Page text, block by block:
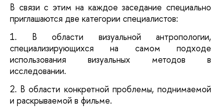
В связи с этим на каждое заседание специально
приглашаются две категории специалистов:
1. В области визуальной антропологии,
специализирующихся на самом подходе
использования визуальных методов в
исследовании.
2. В области конкретной проблемы, поднимаемой
и раскрываемой в фильме.